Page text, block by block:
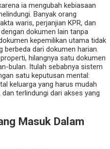
ia mengubah kebiasaan
Banyak orang
waris, perjanjian KPR, dan
dokumen lain tanpa
kepemilikan utama tidak
berbeda dari dokumen harian.
hilangnya satu dokumen
bulan. Itulah sebabnya sistem
satu keputusan mental:
keluarga yang harus mudah
terlindungi dari akses yang
Masuk Dalam